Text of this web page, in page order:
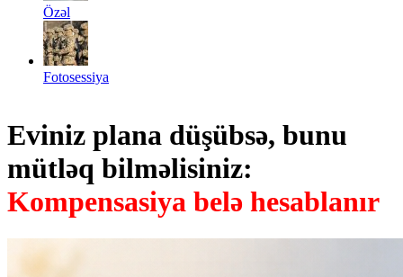
Özəl
Fotosessiya
Eviniz plana düşübsə, bunu
mütləq bilməlisiniz:
Kompensasiya belə hesablanır